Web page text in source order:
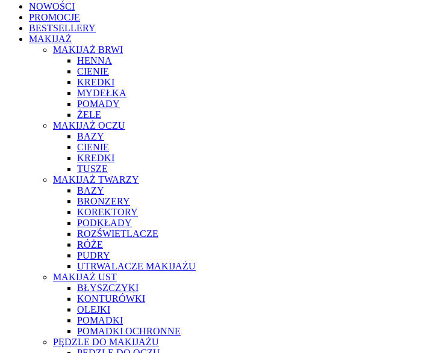
NOWOŚCI
PROMOCJE
BESTSELLERY
MAKIJAŻ
MAKIJAŻ BRWI
HENNA
CIENIE
KREDKI
MYDEŁKA
POMADY
ŻELE
MAKIJAŻ OCZU
BAZY
CIENIE
KREDKI
TUSZE
MAKIJAŻ TWARZY
BAZY
BRONZERY
KOREKTORY
PODKŁADY
ROZŚWIETLACZE
RÓŻE
PUDRY
UTRWALACZE MAKIJAŻU
MAKIJAŻ UST
BŁYSZCZYKI
KONTURÓWKI
OLEJKI
POMADKI
POMADKI OCHRONNE
PĘDZLE DO MAKIJAŻU